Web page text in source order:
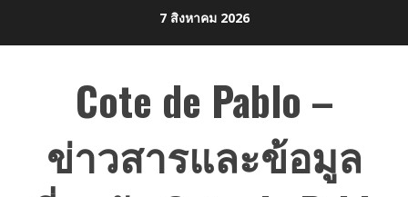
7 สิงหาคม 2026
Cote de Pablo –
ข่าวสารและข้อมูล